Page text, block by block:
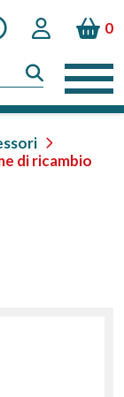
0
di ricambio